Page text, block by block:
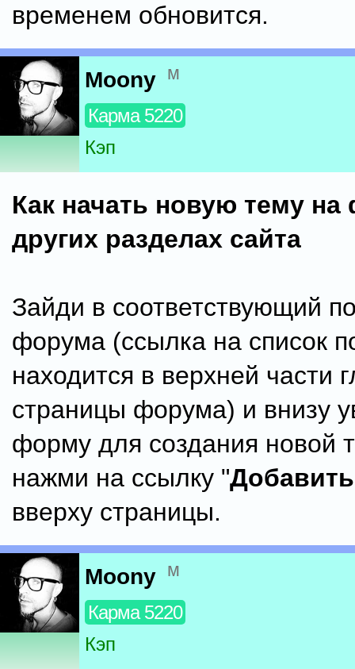
временем обновится.
Moony м
Карма 5220
Кэп
Как начать новую тему
других разделах сайта
Зайди в соответствующий
форума (ссылка на список
находится в верхней части
страницы форума) и внизу
форму для создания новой
нажми на ссылку "
вверху страницы.
Moony м
Карма 5220
Кэп